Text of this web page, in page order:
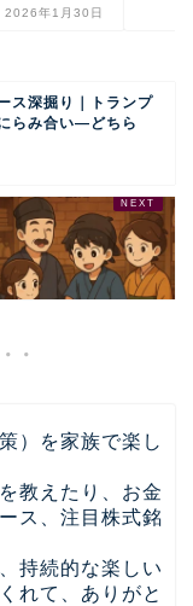
2026年1月30日
ス深掘り｜トランプ
らみ合い―どちら
）を家族で楽し
教えたり、お金
ス、注目株式銘
持続的な楽しい
れて、ありがと